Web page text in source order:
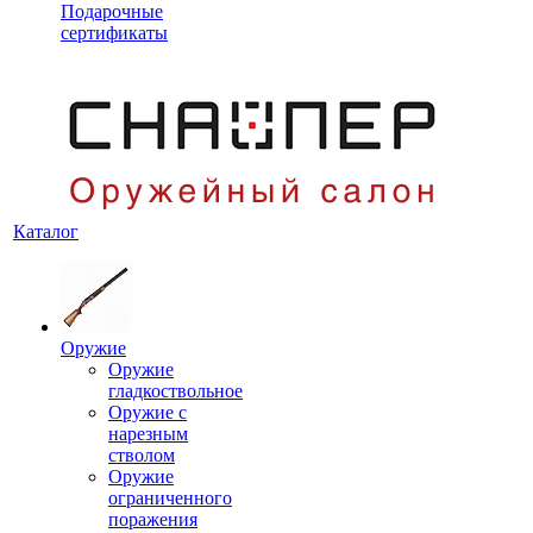
Подарочные
сертификаты
Каталог
Оружие
Оружие
гладкоствольное
Оружие с
нарезным
стволом
Оружие
ограниченного
поражения